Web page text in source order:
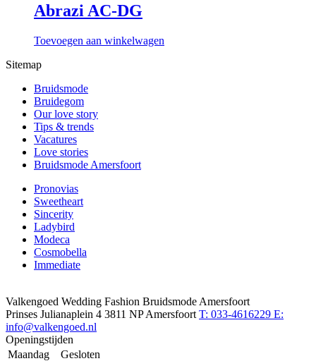
Abrazi AC-DG
Toevoegen aan winkelwagen
Sitemap
Bruidsmode
Bruidegom
Our love story
Tips & trends
Vacatures
Love stories
Bruidsmode Amersfoort
Pronovias
Sweetheart
Sincerity
Ladybird
Modeca
Cosmobella
Immediate
Valkengoed Wedding Fashion Bruidsmode Amersfoort
Prinses Julianaplein 4 3811 NP Amersfoort T: 033-4616229 E:
info@valkengoed.nl
Openingstijden
Maandag
Gesloten